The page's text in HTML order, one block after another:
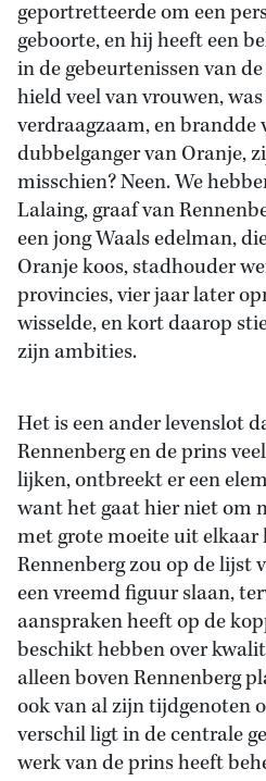
geportretteerde om een
geboorte, en hij heeft een
in de gebeurtenissen van
hield veel van vrouwen,
verdraagzaam, en brandde
dubbelganger van Oranje,
misschien? Neen. We
Lalaing, graaf van
een jong Waals edelman,
Oranje koos, stadhouder
provincies, vier jaar later
wisselde, en kort daarop
zijn ambities.
Het is een ander levenslot
Rennenberg en de prins
lijken, ontbreekt er een
want het gaat hier niet om
met grote moeite uit elkaar
Rennenberg zou op de lijst
een vreemd figuur slaan,
aanspraken heeft op de
beschikt hebben over
alleen boven Rennenberg
ook van al zijn tijdgenoten
verschil ligt in de centrale
werk van de prins heeft